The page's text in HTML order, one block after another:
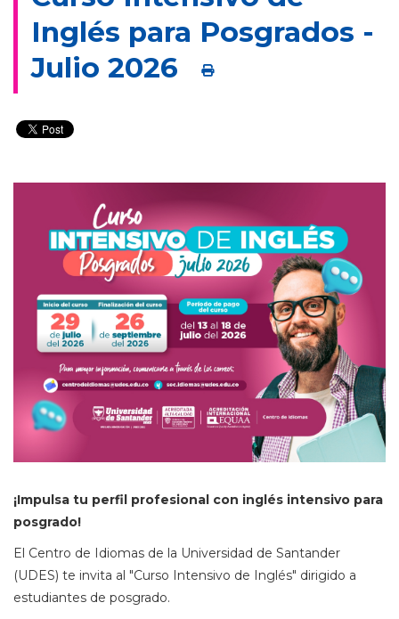
Inglés para Posgrados -
Julio 2026
¡Impulsa tu perfil profesional con inglés intensivo para
posgrado!
El Centro de Idiomas de la Universidad de Santander
(UDES) te invita al "Curso Intensivo de Inglés" dirigido a
estudiantes de posgrado.